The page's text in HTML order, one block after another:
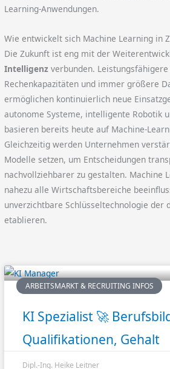
Learning-Anwendungen.
Wie entwickelt sich Machine Learning in
Die Zukunft ist eng mit der
Intelligenz verbunden.
Rechenkapazitäten und immer größere
ermöglichen kontinuierlich neue
autonome Systeme, intelligente Robotik
basieren bereits heute auf Machine-
Gleichzeitig werden Unternehmen
Modelle setzen, um Entscheidungen
nachvollziehbarer zu gestalten. Machine
nahezu alle Wirtschaftsbereiche
unverzichtbare Schlüsseltechnologie der
etablieren.
ARBEITSMARKT & RECRUITING INFOS
KI Spezialist 🚀
Qualifikationen, Gehalt
Dipl.-Ing. Heike Leitner